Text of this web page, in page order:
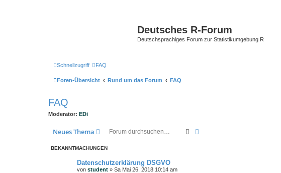
Deutsches R-Forum
Deutschsprachiges Forum zur Statistikumgebung R
Schnellzugriff FAQ
Foren-Übersicht Rund um das Forum FAQ
FAQ
Moderator: EDi
Neues Thema Suche
BEKANNTMACHUNGEN
Datenschutzerklärung DSGVO
von student » Sa Mai 26, 2018 10:14 am